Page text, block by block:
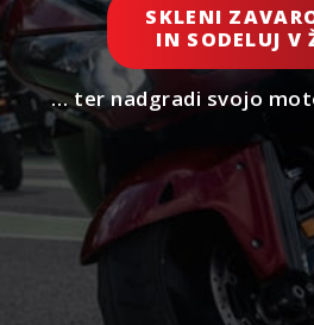
SKLENI
IN SODELUJ V
… ter nadgradi svojo